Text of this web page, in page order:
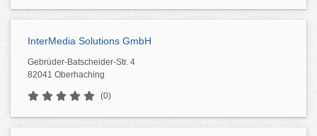
InterMedia Solutions GmbH
Gebrüder-Batscheider-Str. 4
82041 Oberhaching
(0)